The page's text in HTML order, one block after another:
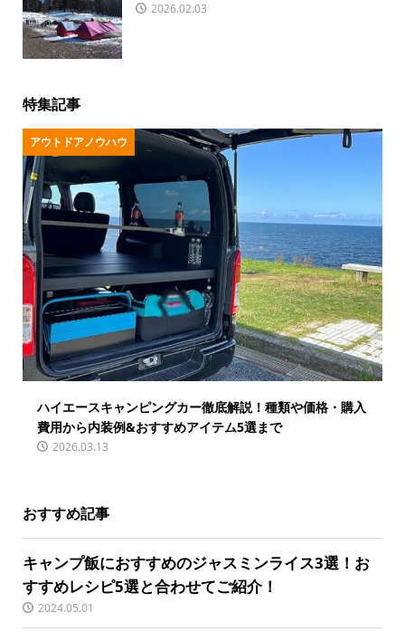
2026.02.03
特集記事
アウトドアノウハウ
ハイエースキャンピングカー徹底解説！種類や価格・購入
費用から内装例&おすすめアイテム5選まで
2026.03.13
おすすめ記事
キャンプ飯におすすめのジャスミンライス3選！お
すすめレシピ5選と合わせてご紹介！
2024.05.01